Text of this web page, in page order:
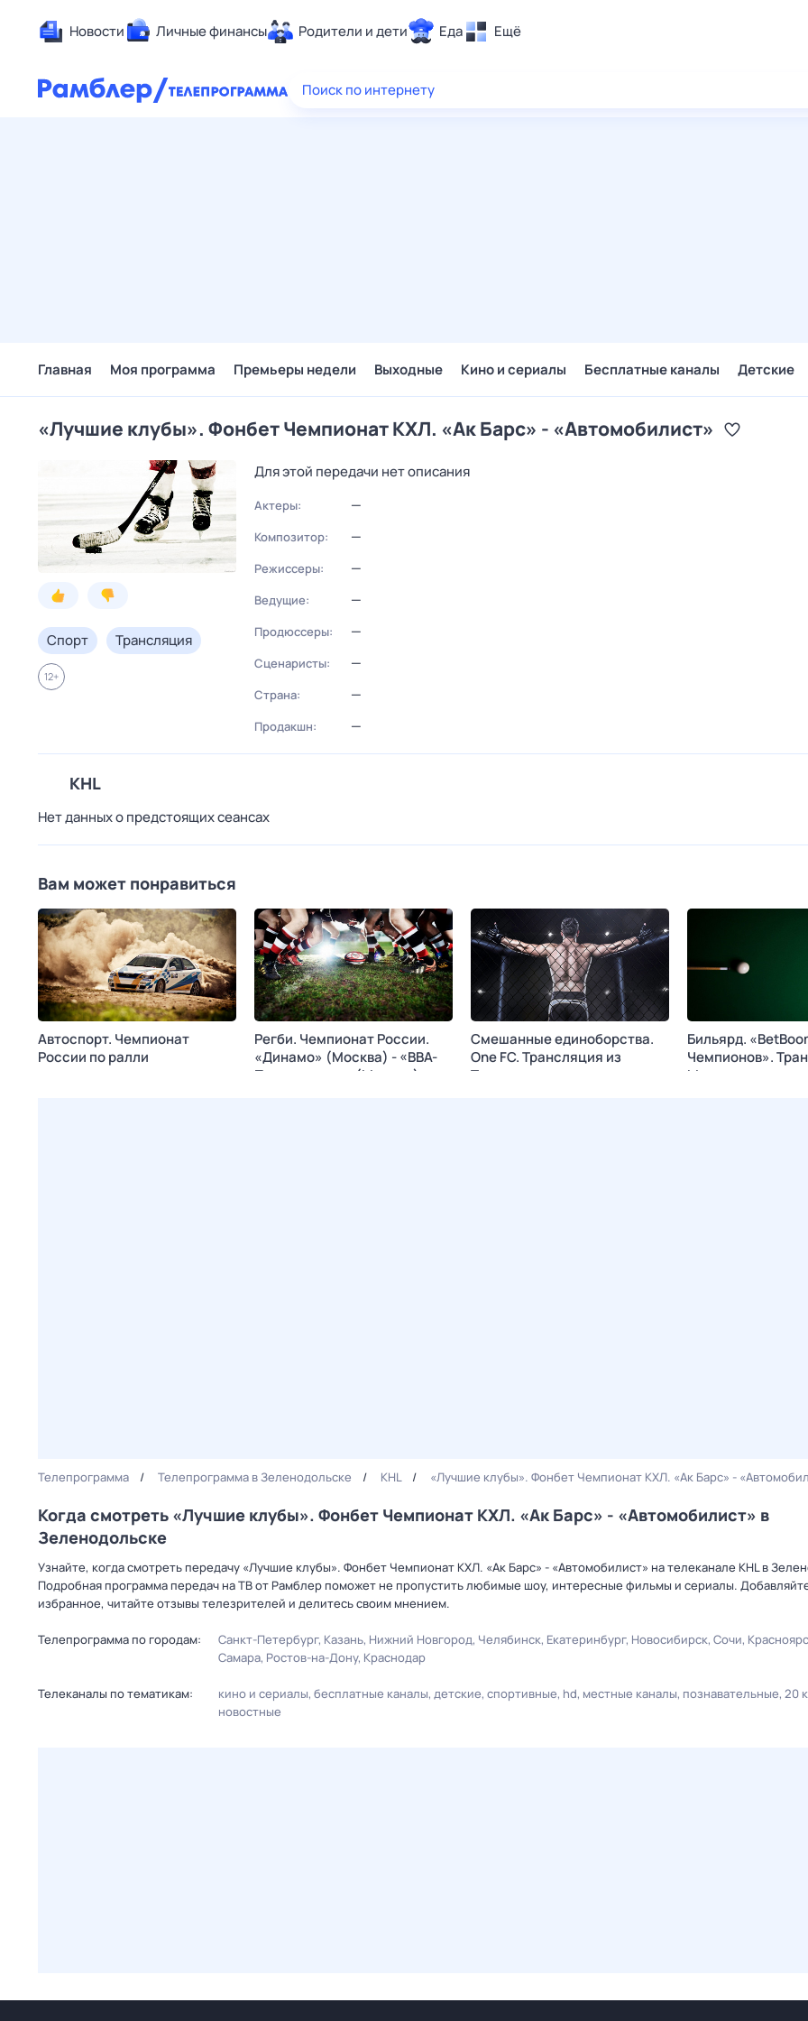
Новости Личные финансы Родители и дети Еда Ещё
Здоровье
Поиск по интернету
Главная Моя программа Премьеры недели Выходные Кино и сериалы Бесплатные каналы Детские
«Лучшие клубы». Фонбет Чемпионат КХЛ. «Ак Барс» - «Автомобилист»
Спорт Трансляция
12+
Для этой передачи нет описания
Актеры: —
Композитор: —
Режиссеры: —
Ведущие: —
Продюссеры: —
Сценаристы: —
Страна: —
Продакшн: —
KHL
Нет данных о предстоящих сеансах
Вам может понравиться
Автоспорт. Чемпионат
России по ралли
Регби. Чемпионат России.
«Динамо» (Москва) - «ВВА-
Подмосковье» (Монино)
Смешанные единоборства.
One FC. Трансляция из
Таиланда
Бильярд.
Чемпионов».
Москвы
Телепрограмма Телепрограмма в Зеленодольске KHL «Лучшие клубы». Фонбет Чемпионат КХЛ. «Ак Барс» -
Когда смотреть «Лучшие клубы». Фонбет Чемпионат КХЛ. «Ак Барс» - «Автомобилист» в
Зеленодольске
Узнайте, когда смотреть передачу «Лучшие клубы». Фонбет Чемпионат КХЛ. «Ак Барс» - «Автомобилист» на телеканале KHL в
Подробная программа передач на ТВ от Рамблер поможет не пропустить любимые шоу, интересные фильмы и сериалы.
избранное, читайте отзывы телезрителей и делитесь своим мнением.
Телепрограмма по городам: Санкт-Петербург Казань Нижний Новгород Челябинск Екатеринбург Новосибирск Сочи
Самара Ростов-на-Дону Краснодар
Телеканалы по тематикам: кино и сериалы бесплатные каналы детские спортивные hd местные каналы познавательные 20
новостные